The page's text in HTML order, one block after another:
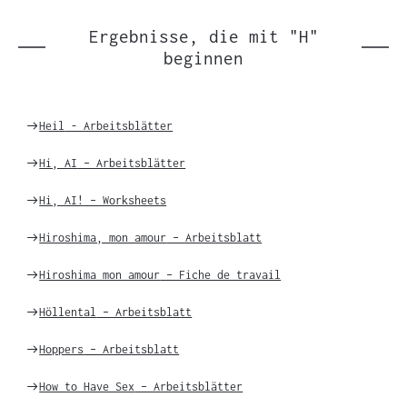
Ergebnisse, die mit "H"
beginnen
Weiter
Heil - Arbeitsblätter
Weiter
Hi, AI – Arbeitsblätter
Weiter
Hi, AI! – Worksheets
Weiter
Hiroshima, mon amour – Arbeitsblatt
Weiter
Hiroshima mon amour – Fiche de travail
Weiter
Höllental – Arbeitsblatt
Weiter
Hoppers – Arbeitsblatt
Weiter
How to Have Sex – Arbeitsblätter